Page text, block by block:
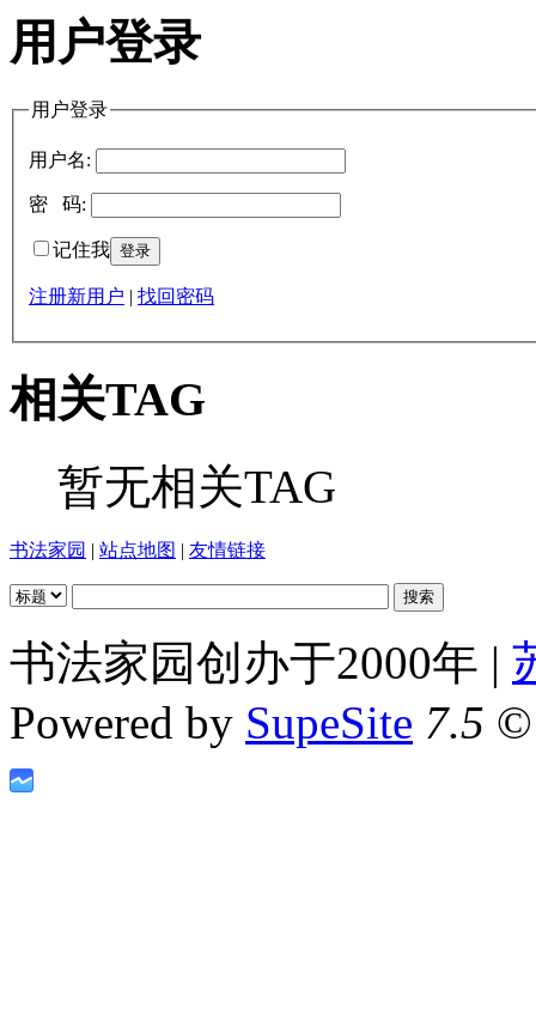
用户登录
用户登录
用户名:
密 码:
记住我
注册新用户 | 找回密码
相关TAG
暂无相关TAG
书法家园 | 站点地图 | 友情链接
书法家园创办于2000年 |
Powered by SupeSite 7.5 ©